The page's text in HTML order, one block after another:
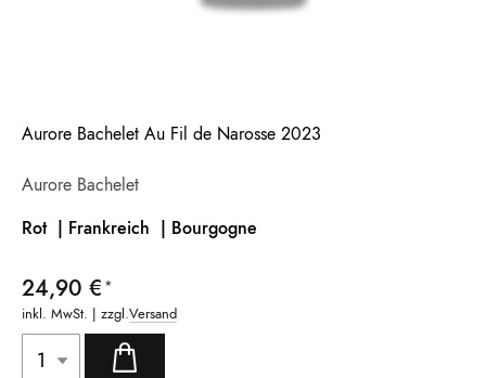
Aurore Bachelet Au Fil de Narosse 2023
Aurore Bachelet
Rot | Frankreich | Bourgogne
24,90 €
inkl. MwSt. | zzgl.Versand